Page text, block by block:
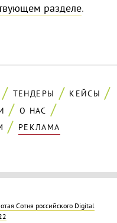
разделе.
ТЕНДЕРЫ
КЕЙСЫ
О НАС
РЕКЛАМА
Cотня российского Digital